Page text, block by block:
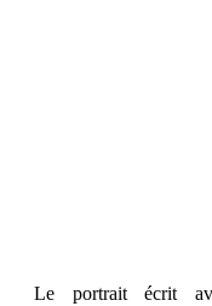
Le portrait écrit